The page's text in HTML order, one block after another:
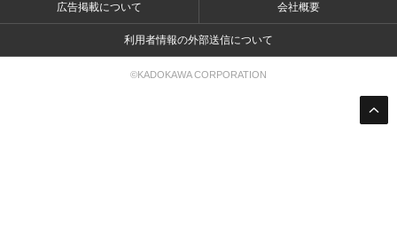
広告掲載について 会社概要
利用者情報の外部送信について
©KADOKAWA CORPORATION